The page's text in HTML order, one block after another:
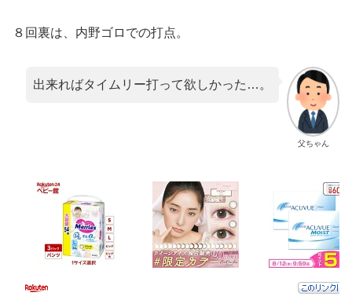
８回裏は、内野ゴロでの打点。
父ちゃん
出来ればタイムリー打って欲しかった…。